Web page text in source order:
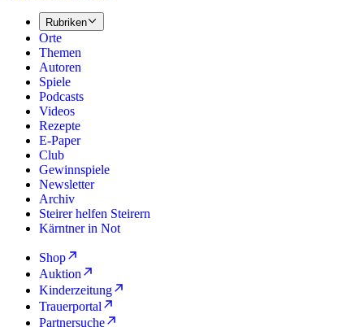
Rubriken
Orte
Themen
Autoren
Spiele
Podcasts
Videos
Rezepte
E-Paper
Club
Gewinnspiele
Newsletter
Archiv
Steirer helfen Steirern
Kärntner in Not
Shop
Auktion
Kinderzeitung
Trauerportal
Partnersuche